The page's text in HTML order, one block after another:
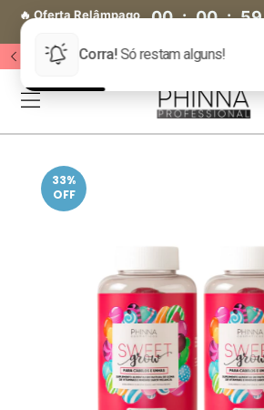
🔥 Oferta Relâmpago
00 : 00 : 59
🔥 Acesse o Grupo VIP 🔥
33%
OFF